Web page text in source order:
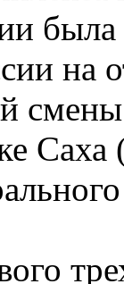
была
на
Саха